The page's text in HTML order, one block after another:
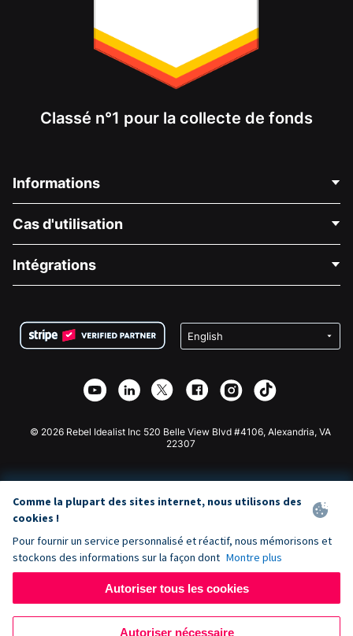
Classé n°1 pour la collecte de fonds
Informations
À propos de nous
Carrières
Confidentialité
Partenariat d'affiliation
Bibliothèque
Cas d'utilisation
Collecte de fonds médicale
Collecte de fonds caritative
Intégrations
Plugin de don Wix
Application de don Webflow
Don Joomla
© 2026 Rebel Idealist Inc 520 Belle View Blvd #4106, Alexandria, VA
22307
Comme la plupart des sites internet, nous utilisons des
cookies !
Pour fournir un service personnalisé et réactif, nous mémorisons et
stockons des informations sur la façon dont Montre plus
Autoriser tous les cookies
Autoriser nécessaire